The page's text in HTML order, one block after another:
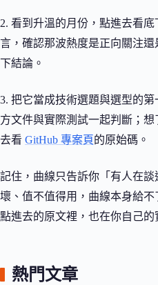
2. 看到升溫的月份，點進去看
言，確認那波熱度是正向關注
下結論。
3. 把它當成技術選題與選型的
方文件與實際測試一起判斷；
去看 GitHub 專案頁的原始碼。
記住，曲線只告訴你「有人在
壞、值不值得用，曲線本身給
點進去的原文裡，也在你自己的
熱門文章